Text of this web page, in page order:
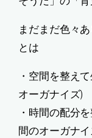
まだまだ色々
とは
・空間を整え
オーガナイズ)
・時間の配分
間のオーガナイ